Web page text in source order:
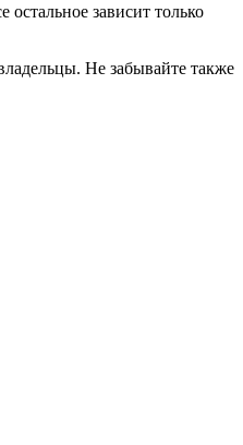
зависит только
Не забывайте также